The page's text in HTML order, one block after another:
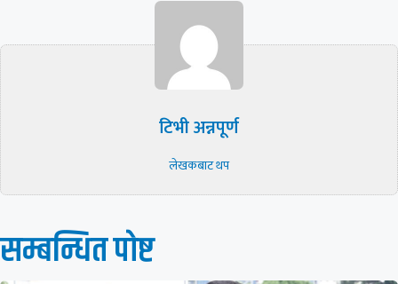
टिभी अन्नपूर्ण
लेखकबाट थप
सम्बन्धित पाेष्ट